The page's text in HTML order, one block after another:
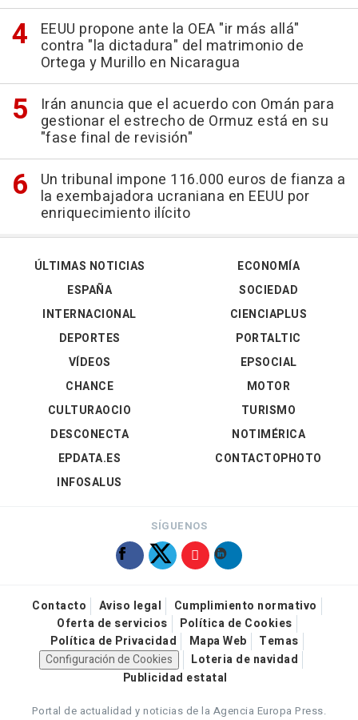
EEUU propone ante la OEA "ir más allá"
contra "la dictadura" del matrimonio de
Ortega y Murillo en Nicaragua
Irán anuncia que el acuerdo con Omán para
gestionar el estrecho de Ormuz está en su
"fase final de revisión"
Un tribunal impone 116.000 euros de fianza a
la exembajadora ucraniana en EEUU por
enriquecimiento ilícito
ÚLTIMAS NOTICIAS
ESPAÑA
INTERNACIONAL
DEPORTES
VÍDEOS
ECONOMÍA
SOCIEDAD
CIENCIAPLUS
PORTALTIC
EPSOCIAL
CHANCE
CULTURAOCIO
DESCONECTA
EPDATA.ES
INFOSALUS
MOTOR
TURISMO
NOTIMÉRICA
CONTACTOPHOTO
SÍGUENOS
Contacto Aviso legal
Cumplimiento normativo
Oferta de servicios
Política de Cookies
Política de Privacidad
Mapa Web
Temas
Configuración de Cookies
Loteria de navidad
Publicidad estatal
Portal de actualidad y noticias de la Agencia Europa Press.